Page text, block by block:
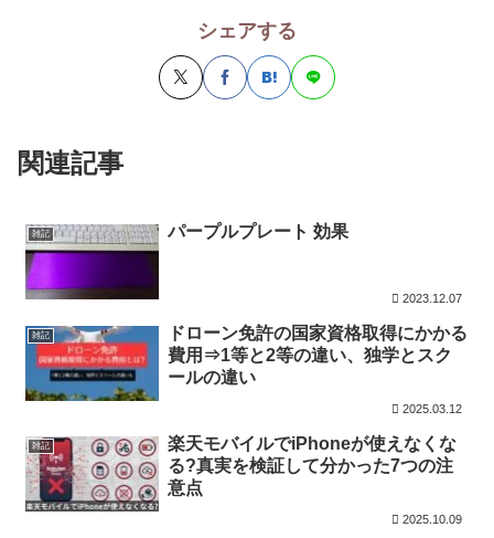
シェアする
関連記事
雑記 パープルプレート 効果
2023.12.07
雑記
ドローン免許の国家資格取得にかかる
費用⇒1等と2等の違い、独学とスク
ールの違い
2025.03.12
雑記
楽天モバイルでiPhoneが使えなくな
る?真実を検証して分かった7つの注
意点
2025.10.09